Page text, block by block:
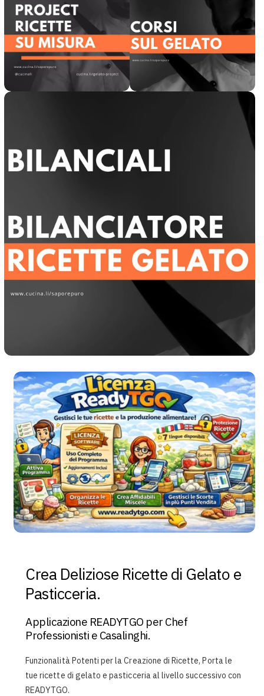
Crea Deliziose Ricette di Gelato e
Pasticceria.
Applicazione READYTGO per Chef
Professionisti e Casalinghi.
Funzionalità Potenti per la Creazione di Ricette, Porta le
tue ricette di gelato e pasticceria al livello successivo con
READYTGO.